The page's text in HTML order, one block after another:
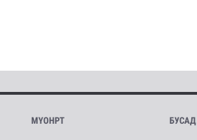
МҮОНРТ БУСАД